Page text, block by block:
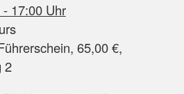
17:00 Uhr
65,00 €,
2